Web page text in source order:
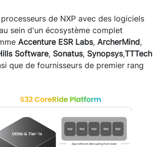
de NXP avec des logiciels
sein d'un écosystème complet
Accenture ESR Labs, ArcherMind,
Software, Sonatus, Synopsys,TTTech
que de fournisseurs de premier rang